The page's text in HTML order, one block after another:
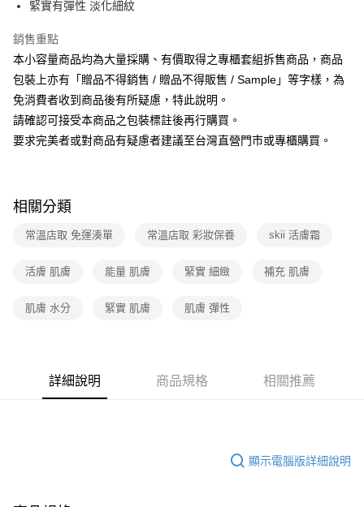
免運費
緊實有彈性 淡化細紋
銷售重點
本小容量商品均為大量採購、有價取得之專櫃套組拆售商品，商品
包裝上亦有「贈品不得銷售 / 贈品不得販售 / Sample」等字樣，為
免消費者收到商品後有所疑慮，特此說明。
請確認可接受本商品之包裝標註後再行購買。
要求完美者或對商品有疑慮者建議至台灣直營門市或專櫃購買。
相關分類
常溫店取 免運湊單 常溫店取 彩妝保養 skii 活膚霜
活膚 肌膚 能量 肌膚 緊實 細緻 補充 肌膚
肌膚 水分 緊實 肌膚 肌膚 彈性
詳細說明 商品規格 相關推薦
顯示電腦版詳細說明